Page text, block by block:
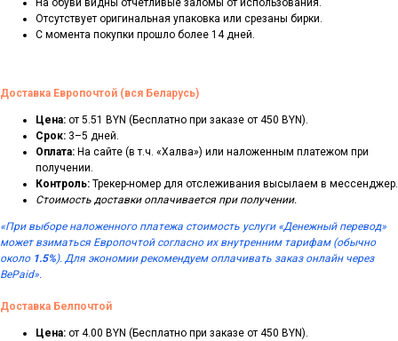
На обуви видны отчетливые заломы от использования.
Отсутствует оригинальная упаковка или срезаны бирки.
С момента покупки прошло более 14 дней.
Доставка Европочтой (вся Беларусь)
Цена: от 5.51 BYN (Бесплатно при заказе от 450 BYN).
Срок: 3–5 дней.
Оплата: На сайте (в т.ч. «Халва») или наложенным платежом при
получении.
Контроль: Трекер-номер для отслеживания высылаем в мессенджер.
Стоимость доставки оплачивается при получении.
«При выборе наложенного платежа стоимость услуги «Денежный перевод»
может взиматься Европочтой согласно их внутренним тарифам (обычно
около 1.5%). Для экономии рекомендуем оплачивать заказ онлайн через
BePaid».
Доставка Белпочтой
Цена: от 4.00 BYN (Бесплатно при заказе от 450 BYN).